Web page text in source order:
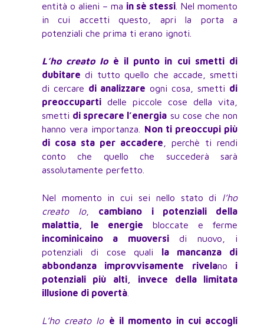
entità o alieni – ma in sè stessi. Nel momento
in cui accetti questo, apri la porta a
potenziali che prima ti erano ignoti.
L’ho creato Ioè il punto in cui smetti di
dubitare di tutto quello che accade, smetti
di cercare di analizzare ogni cosa, smetti di
preoccupartidelle piccole cose della vita,
smetti di sprecare l’energia su cose che non
hanno vera importanza. Non ti preoccupi più
di cosa sta per accadere , perchè ti rendi
conto che quello che succederà sarà
assolutamente perfetto.
Nel momento in cui sei nello stato di l’ho
creato Io, cambiano i potenziali della
malattia, le energie bloccate e ferme
incominicaino a muoversidi nuovo, i
potenziali di cose quali
la mancanza di
abbondanza improvvisamente rivelano i
potenziali più alti, invece della limitata
illusione di povertà.
L’ho creato Io è il momento in cui accogli